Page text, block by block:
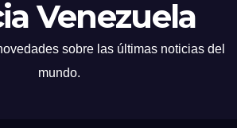
Venezuela
sobre las últimas noticias del
mundo.